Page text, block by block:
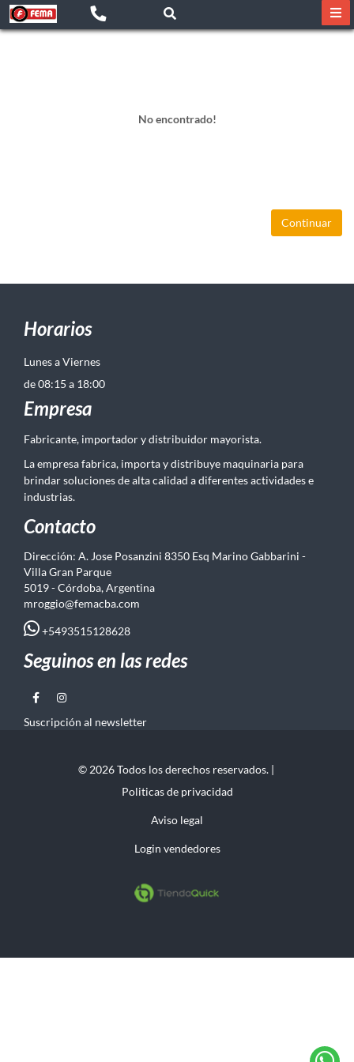
No encontrado!
Continuar
Horarios
Lunes a Viernes
de 08:15 a 18:00
Empresa
Fabricante, importador y distribuidor mayorista.
La empresa fabrica, importa y distribuye maquinaria para
brindar soluciones de alta calidad a diferentes actividades e
industrias.
Contacto
Dirección: A. Jose Posanzini 8350 Esq Marino Gabbarini -
Villa Gran Parque
5019 - Córdoba, Argentina
mroggio@femacba.com
+5493515128628
Seguinos en las redes
Suscripción al newsletter
© 2026 Todos los derechos reservados. |
Politicas de privacidad
Aviso legal
Login vendedores